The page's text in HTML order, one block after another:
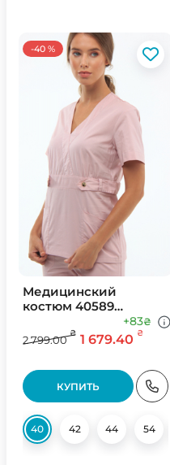
-40 %
Медицинский
костюм 40589
2 799.00
₴ 1 679.40 ₴
+83₴
КУПИТЬ
40 42 44 54